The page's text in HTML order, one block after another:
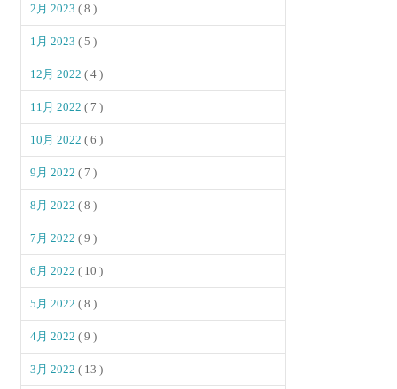
2月 2023( 8 )
1月 2023( 5 )
12月 2022( 4 )
11月 2022( 7 )
10月 2022( 6 )
9月 2022( 7 )
8月 2022( 8 )
7月 2022( 9 )
6月 2022( 10 )
5月 2022( 8 )
4月 2022( 9 )
3月 2022( 13 )